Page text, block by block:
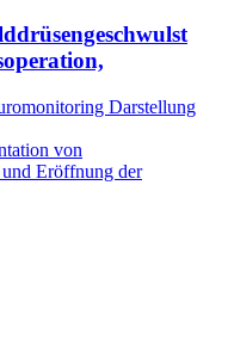
Darstellung
von
Eröffnung der